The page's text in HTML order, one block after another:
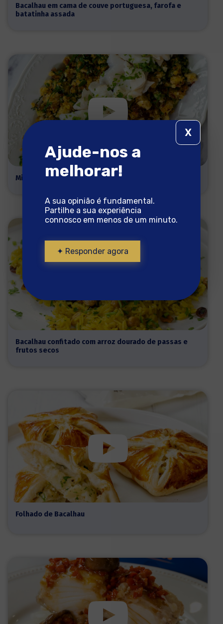
Bacalhau em cama de couve portuguesa, farofa e
batatinha assada
Migas de Grão e Bacalhau
Bacalhau confitado com arroz dourado de passas e
frutos secos
Folhado de Bacalhau
Ajude-nos a
melhorar!
A sua opinião é fundamental.
Partilhe a sua experiência
connosco em menos de um minuto.
✦ Responder agora
X